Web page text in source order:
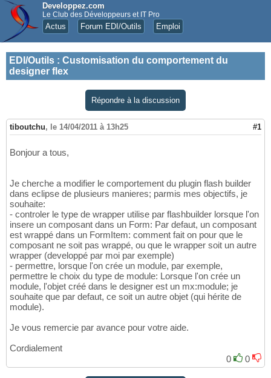
Developpez.com
Le Club des Développeurs et IT Pro
Actus Forum EDI/Outils Emploi
EDI/Outils : Customisation du comportement du
designer flex
Répondre à la discussion
tiboutchu, le 14/04/2011 à 13h25 #1
Bonjour a tous,
Je cherche a modifier le comportement du plugin flash builder
dans eclipse de plusieurs manieres; parmis mes objectifs, je
souhaite:
- controler le type de wrapper utilise par flashbuilder lorsque l'on
insere un composant dans un Form: Par defaut, un composant
est wrappé dans un FormItem: comment fait on pour que le
composant ne soit pas wrappé, ou que le wrapper soit un autre
wrapper (developpé par moi par exemple)
- permettre, lorsque l'on crée un module, par exemple,
permettre le choix du type de module: Lorsque l'on crée un
module, l'objet créé dans le designer est un mx:module; je
souhaite que par defaut, ce soit un autre objet (qui hérite de
module).
Je vous remercie par avance pour votre aide.
Cordialement
0
0